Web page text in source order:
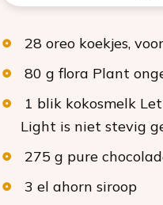
28 oreo koekjes,
80 g flora Plant
1 blik kokosmelkLet
Light is niet stevig
275 g pure
3 el ahorn siroop